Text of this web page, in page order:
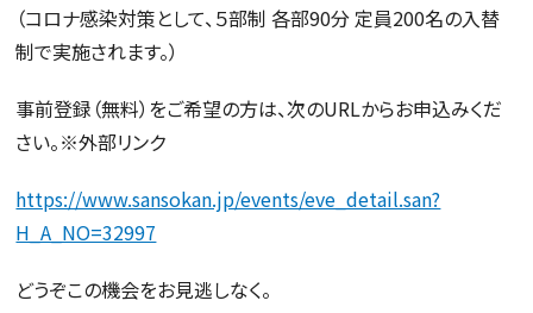
（コロナ感染対策として、５部制 各部90分 定員200名の入替
制で実施されます。）
事前登録（無料）をご希望の方は、次のURLからお申込みくだ
さい。※外部リンク
https://www.sansokan.jp/events/eve_detail.san?
H_A_NO=32997
どうぞこの機会をお見逃しなく。